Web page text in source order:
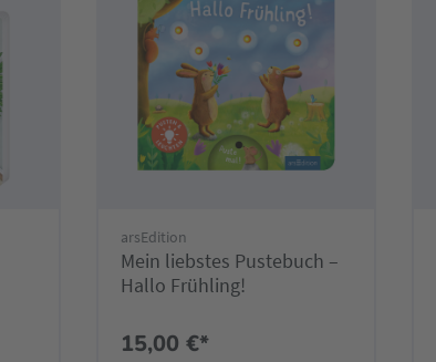
arsEdition
Mein liebstes Pustebuch –
Hallo Frühling!
15,00 €*